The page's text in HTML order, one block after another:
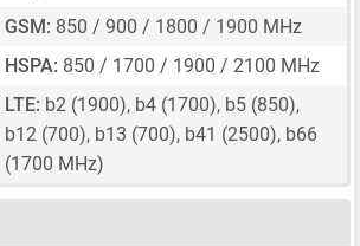
GSM: 850 / 900 / 1800 / 1900 MHz
HSPA: 850 / 1700 / 1900 / 2100 MHz
LTE: b2 (1900), b4 (1700), b5 (850),
b12 (700), b13 (700), b41 (2500), b66
(1700 MHz)